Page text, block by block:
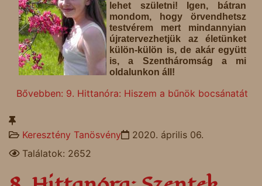
lehet születni! Igen, bátran
mondom, hogy örvendhetsz
testvérem mert mindannyian
újratervezhetjük az életünket
külön-külön is, de akár együtt
is, a Szentháromság a mi
oldalunkon áll!
Bővebben: 9. Hittanóra: Hiszem a bűnök bocsánatát
Keresztény Tanösvény
2020. április 06.
Találatok: 2652